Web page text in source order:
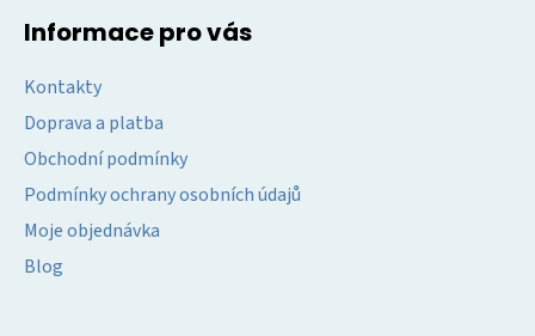
Informace pro vás
Kontakty
Doprava a platba
Obchodní podmínky
Podmínky ochrany osobních údajů
Moje objednávka
Blog